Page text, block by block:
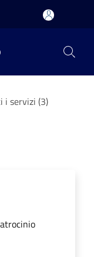
i servizi (3)